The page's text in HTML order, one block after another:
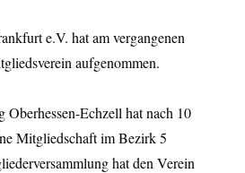
e.V. hat am vergangenen
aufgenommen.
Oberhessen-Echzell hat nach 10
Mitgliedschaft im Bezirk 5
hat den Verein